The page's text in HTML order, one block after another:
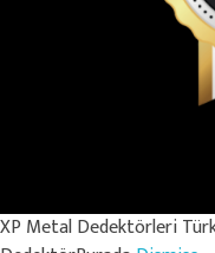
XP Metal Dedektörleri